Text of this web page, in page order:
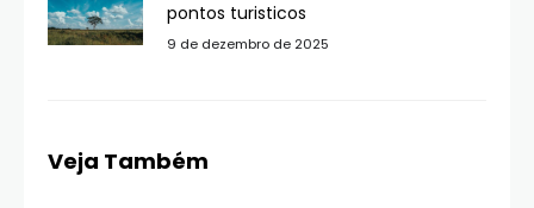
pontos turisticos
9 de dezembro de 2025
Veja Também